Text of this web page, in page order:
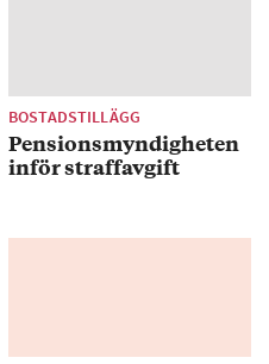
BOSTADSTILLÄGG
Pensionsmyndigheten
inför straffavgift